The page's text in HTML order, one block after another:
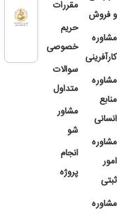
و فروش
مشاوره
کارآفرینی
مشاوره
منابع
انسانی
مشاوره
امور
ثبتی
مشاوره
مقررات
حریم
خصوصی
سوالات
متداول
مشاور
شو
انجام
پروژه